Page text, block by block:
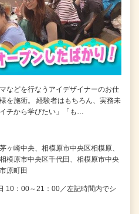
などを行なうアイデザイナーのお仕
を施術。 経験者はもちろん、実務未
チから学びたい」「も…
ヶ崎中央、相模原市中央区相模原、
模原市中央区千代田、相模原市中央
原町田
10：00～21：00／左記時間内でシ